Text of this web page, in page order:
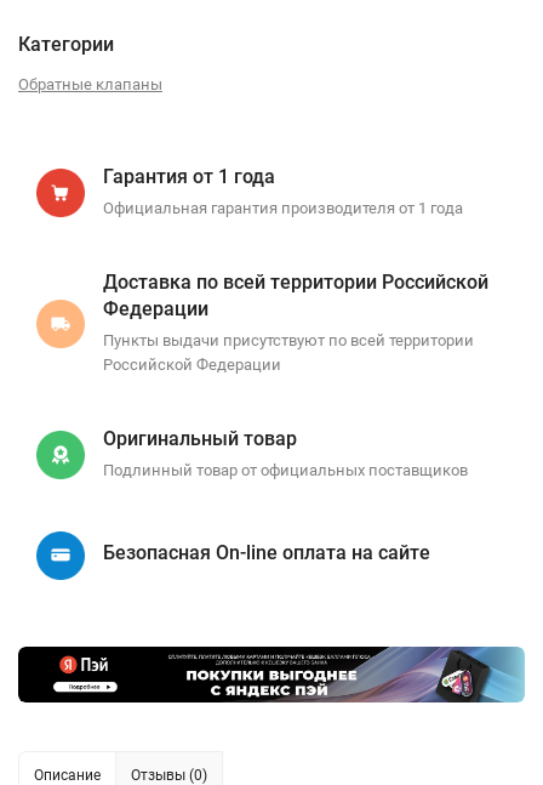
Категории
Обратные клапаны
Гарантия от 1 года
Официальная гарантия производителя от 1 года
Доставка по всей территории Российской
Федерации
Пункты выдачи присутствуют по всей территории
Российской Федерации
Оригинальный товар
Подлинный товар от официальных поставщиков
Безопасная On-line оплата на сайте
Описание Отзывы (0)